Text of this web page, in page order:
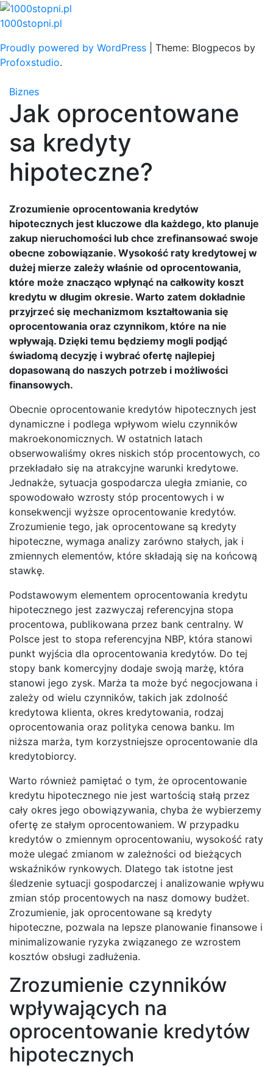
Skip
to
1000stopni.pl
Proudly powered by WordPress
Theme: Blogpecos by
Profoxstudio.
Biznes
Jak oprocentowane
sa kredyty
hipoteczne?
Zrozumienie oprocentowania kredytów
hipotecznych jest kluczowe dla każdego, kto planuje
zakup nieruchomości lub chce zrefinansować swoje
obecne zobowiązanie. Wysokość raty kredytowej w
dużej mierze zależy właśnie od oprocentowania,
które może znacząco wpłynąć na całkowity koszt
kredytu w długim okresie. Warto zatem dokładnie
przyjrzeć się mechanizmom kształtowania się
oprocentowania oraz czynnikom, które na nie
wpływają. Dzięki temu będziemy mogli podjąć
świadomą decyzję i wybrać ofertę najlepiej
dopasowaną do naszych potrzeb i możliwości
finansowych.
Obecnie oprocentowanie kredytów hipotecznych jest
dynamiczne i podlega wpływom wielu czynników
makroekonomicznych. W ostatnich latach
obserwowaliśmy okres niskich stóp procentowych, co
przekładało się na atrakcyjne warunki kredytowe.
Jednakże, sytuacja gospodarcza uległa zmianie, co
spowodowało wzrosty stóp procentowych i w
konsekwencji wyższe oprocentowanie kredytów.
Zrozumienie tego, jak oprocentowane są kredyty
hipoteczne, wymaga analizy zarówno stałych, jak i
zmiennych elementów, które składają się na końcową
stawkę.
Podstawowym elementem oprocentowania kredytu
hipotecznego jest zazwyczaj referencyjna stopa
procentowa, publikowana przez bank centralny. W
Polsce jest to stopa referencyjna NBP, która stanowi
punkt wyjścia dla oprocentowania kredytów. Do tej
stopy bank komercyjny dodaje swoją marżę, która
stanowi jego zysk. Marża ta może być negocjowana i
zależy od wielu czynników, takich jak zdolność
kredytowa klienta, okres kredytowania, rodzaj
oprocentowania oraz polityka cenowa banku. Im
niższa marża, tym korzystniejsze oprocentowanie dla
kredytobiorcy.
Warto również pamiętać o tym, że oprocentowanie
kredytu hipotecznego nie jest wartością stałą przez
cały okres jego obowiązywania, chyba że wybierzemy
ofertę ze stałym oprocentowaniem. W przypadku
kredytów o zmiennym oprocentowaniu, wysokość raty
może ulegać zmianom w zależności od bieżących
wskaźników rynkowych. Dlatego tak istotne jest
śledzenie sytuacji gospodarczej i analizowanie wpływu
zmian stóp procentowych na nasz domowy budżet.
Zrozumienie, jak oprocentowane są kredyty
hipoteczne, pozwala na lepsze planowanie finansowe i
minimalizowanie ryzyka związanego ze wzrostem
kosztów obsługi zadłużenia.
Zrozumienie czynników
wpływających na
oprocentowanie kredytów
hipotecznych